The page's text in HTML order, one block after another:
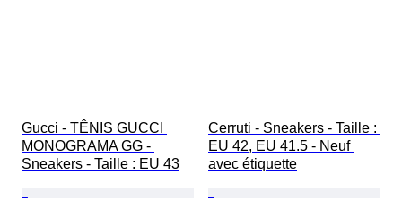
Gucci - TÊNIS GUCCI
MONOGRAMA GG -
Sneakers - Taille : EU 43
Cerruti - Sneakers - Taille :
EU 42, EU 41.5 - Neuf
avec étiquette